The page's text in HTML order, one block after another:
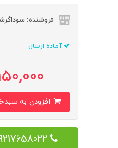
فروشنده:
آماده ارسال